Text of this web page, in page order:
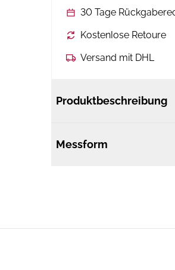
30 Tage
Kostenlose Retoure
Versand mit DHL
Produktbeschreibung
Messform